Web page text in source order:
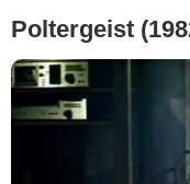
Poltergeist